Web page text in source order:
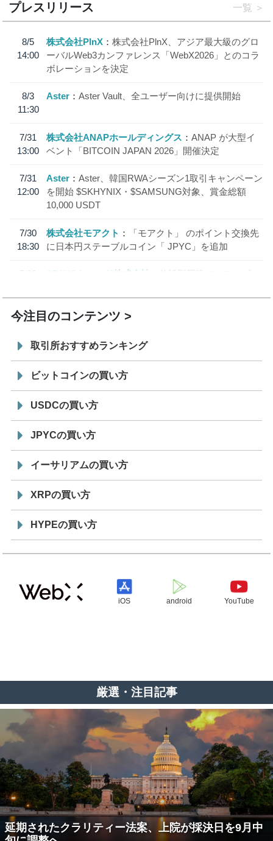
プレスリリース 一覧
8/5
14:00
株式会社PlnX
株式会社PlnX、アジア最大級のグロ
ーバルWeb3カンファレンス「WebX2026」とのコラ
ボレーションを決定
8/3
11:30
Aster Aster Vault、全ユーザー向けに提供開始
7/31
13:00
株式会社ANAPホールディングス
ANAP が大型イ
ベント「BITCOIN JAPAN 2026」開催決定
7/31
12:00
Aster
Aster、韓国RWAシーズン1取引キャンペーン
を開始 $SKHYNIX・$SAMSUNG対象、賞金総額
10,000 USDT
7/30
18:30
株式会社モアクト
「モアクト」 のポイント交換先
に日本円ステーブルコイン「 JPYC」を追加
7/29
SBI VCトレード株式会社
信託型円建てステーブル
今注目のコンテンツ
取引所おすすめランキング
ビットコインの買い方
USDCの買い方
JPYCの買い方
イーサリアムの買い方
XRPの買い方
HYPEの買い方
iOS android YouTube
厳選・注目記事
延期されたクラリティー法案、上院が採決日を9月中